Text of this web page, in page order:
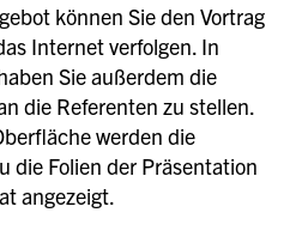
können Sie den Vortrag
Internet verfolgen. In
Sie außerdem die
die Referenten zu stellen.
werden die
die Folien der Präsentation
angezeigt.